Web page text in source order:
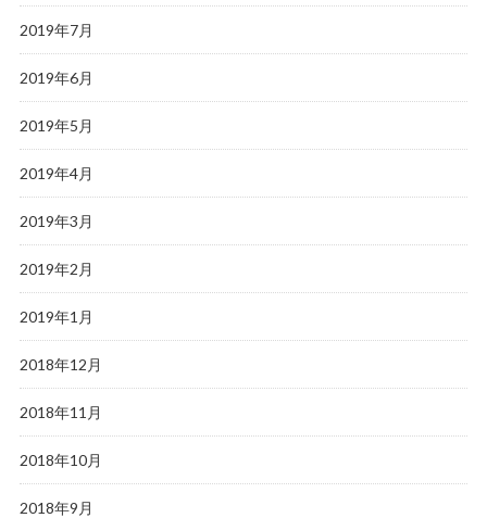
2019年7月
2019年6月
2019年5月
2019年4月
2019年3月
2019年2月
2019年1月
2018年12月
2018年11月
2018年10月
2018年9月